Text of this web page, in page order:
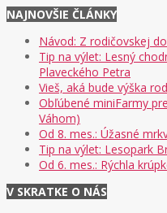
NAJNOVŠIE ČLÁNKY
Návod: Z rodičovskej
Tip na výlet: Lesný
Plaveckého Petra
Vieš, aká bude výška
Obľúbené miniFarmy
Váhom)
Od 8. mes.: Úžasné
Tip na výlet: Lesopark
Od 6. mes.: Rýchla
V SKRATKE O NÁS